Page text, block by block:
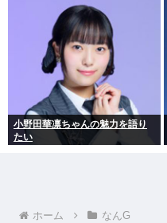
から出てけ！」結局ヤジが飛ぶ
小野田華凛ちゃんの魅力を語り
たい
ホーム なんG